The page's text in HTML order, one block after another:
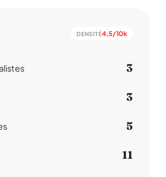
DENSITÉ4,5/10k
3
3
5
11